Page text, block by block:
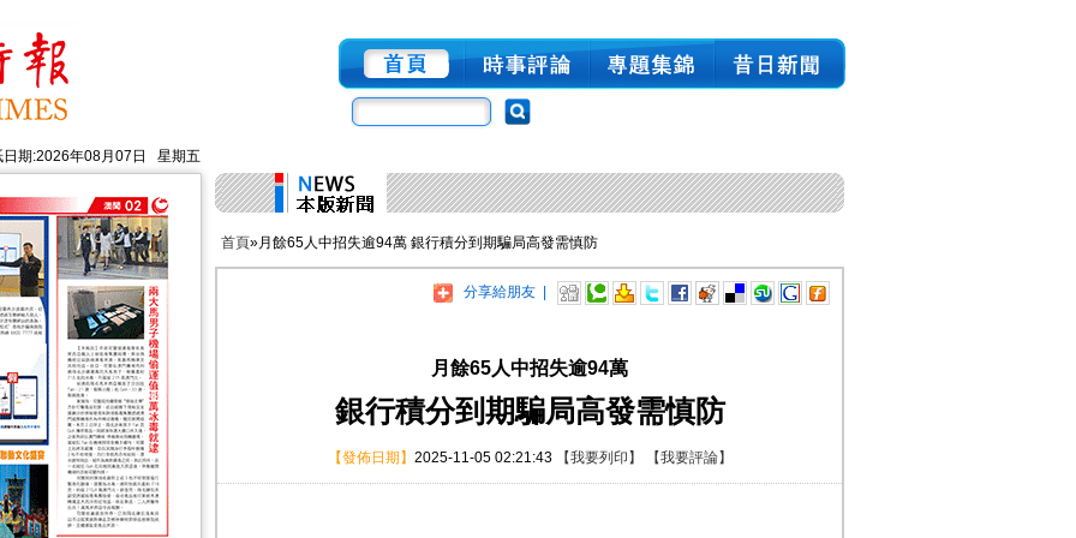
日期:2026年08月07日 星期五
首頁»月餘65人中招失逾94萬 銀行積分到期騙局高發需慎防
分享給朋友 |
月餘65人中招失逾94萬
銀行積分到期騙局高發需慎防
【發佈日期】 2025-11-05 02:21:43 【我要列印】 【我要評論】